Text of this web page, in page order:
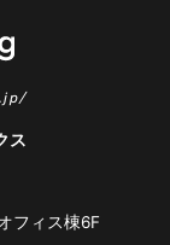
エンジンと
いて書かれ
「フェイシ
うに、狙う
ス
フィス棟6F